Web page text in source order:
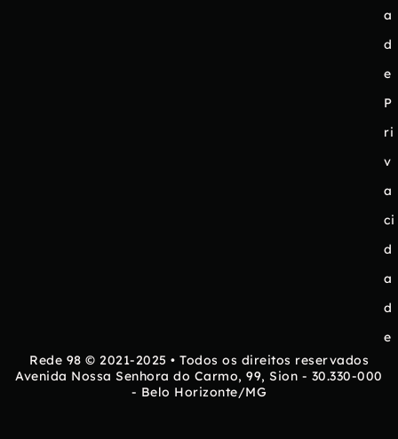
a
d
e
P
ri
v
a
ci
d
a
d
e
Rede 98 © 2021-2025 • Todos os direitos reservados
Avenida Nossa Senhora do Carmo, 99, Sion - 30.330-000
- Belo Horizonte/MG